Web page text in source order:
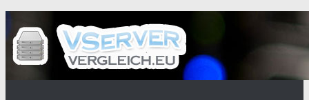
Inhalt
springen